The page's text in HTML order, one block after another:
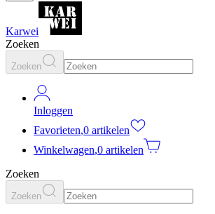
Karwei
Zoeken
Zoeken
Inloggen
Favorieten,0 artikelen
Winkelwagen,0 artikelen
Zoeken
Zoeken